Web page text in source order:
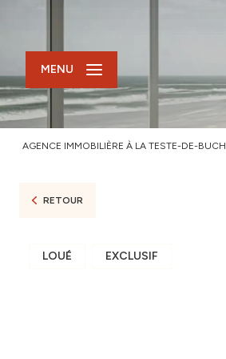
MENU
AGENCE IMMOBILIÈRE À LA TESTE-DE-BUCH
RETOUR
LOUÉ EXCLUSIF